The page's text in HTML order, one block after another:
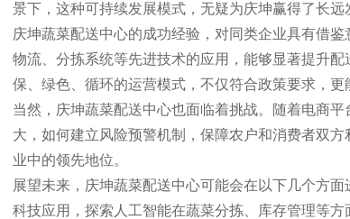
景下，这种可持续发展模式，无疑为庆坤赢得了长远
庆坤蔬菜配送中心的成功经验，对同类企业具有借
物流、分拣系统等先进技术的应用，能够显著提升
保、绿色、循环的运营模式，不仅符合政策要求，
当然，庆坤蔬菜配送中心也面临着挑战。随着电商
大，如何建立风险预警机制，保障农户和消费者双
业中的领先地位。
展望未来，庆坤蔬菜配送中心可能会在以下几个方
科技应用，探索人工智能在蔬菜分拣、库存管理等